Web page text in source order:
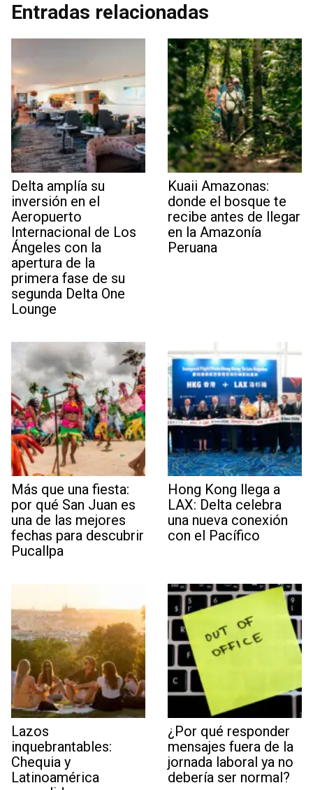
Entradas relacionadas
Delta amplía su
inversión en el
Aeropuerto
Internacional de Los
Ángeles con la
apertura de la
primera fase de su
segunda Delta One
Lounge
Kuaii Amazonas:
donde el bosque te
recibe antes de llegar
en la Amazonía
Peruana
Más que una fiesta:
por qué San Juan es
una de las mejores
fechas para descubrir
Pucallpa
Hong Kong llega a
LAX: Delta celebra
una nueva conexión
con el Pacífico
Lazos
inquebrantables:
Chequia y
Latinoamérica
¿Por qué responder
mensajes fuera de la
jornada laboral ya no
debería ser normal?